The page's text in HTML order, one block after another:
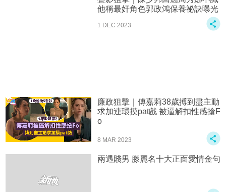
他稱最奸角色郭政鴻保養祕訣曝光
1 DEC 2023
廉政狙擊｜傅嘉莉38歲搏到盡主動
求加連環摸pat戲 被逼解扣性感搶F
o
8 MAR 2023
兩遇賤男 滕麗名十大正面愛情金句